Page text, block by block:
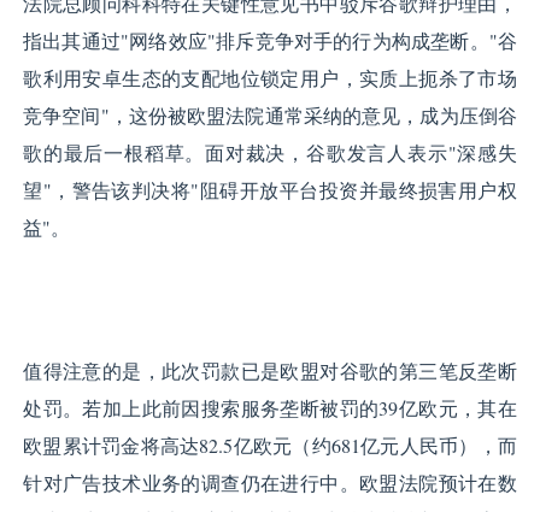
指出其通过"网络效应"排斥竞争对手的行为构成垄断。"谷
歌利用安卓生态的支配地位锁定用户，实质上扼杀了市场
竞争空间"，这份被欧盟法院通常采纳的意见，成为压倒谷
歌的最后一根稻草。面对裁决，谷歌发言人表示"深感失
望"，警告该判决将"阻碍开放平台投资并最终损害用户权
益"。
值得注意的是，此次罚款已是欧盟对谷歌的第三笔反垄断
处罚。若加上此前因搜索服务垄断被罚的39亿欧元，其在
欧盟累计罚金将高达82.5亿欧元（约681亿元人民币），而
针对广告技术业务的调查仍在进行中。欧盟法院预计在数